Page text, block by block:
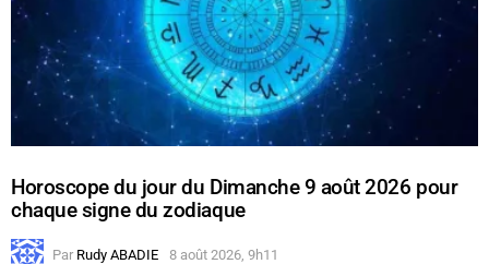
Horoscope du jour du Dimanche 9 août 2026 pour
chaque signe du zodiaque
Par Rudy ABADIE 8 août 2026, 9h11